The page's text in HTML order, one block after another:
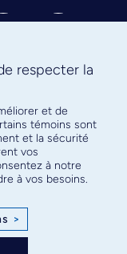
facultaire
respecter la
et de
témoins sont
et la sécurité
vos
à notre
à vos besoins.
>